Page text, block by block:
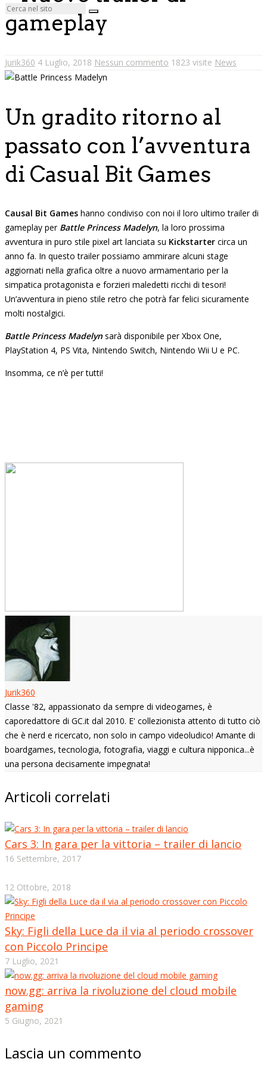
gameplay
Jurik360 4 Luglio, 2018 Nessun commento 1823 visite News
Un gradito ritorno al
passato con l’avventura
di Casual Bit Games
Causal Bit Games hanno condiviso con noi il loro ultimo trailer di
gameplay per Battle Princess Madelyn, la loro prossima
avventura in puro stile pixel art lanciata su Kickstarter circa un
anno fa. In questo trailer possiamo ammirare alcuni stage
aggiornati nella grafica oltre a nuovo armamentario per la
simpatica protagonista e forzieri maledetti ricchi di tesori!
Un’avventura in pieno stile retro che potrà far felici sicuramente
molti nostalgici.
Battle Princess Madelyn sarà disponibile per Xbox One,
PlayStation 4, PS Vita, Nintendo Switch, Nintendo Wii U e PC.
Insomma, ce n’è per tutti!
Jurik360
Classe '82, appassionato da sempre di videogames, è
caporedattore di GC.it dal 2010. E' collezionista attento di tutto ciò
che è nerd e ricercato, non solo in campo videoludico! Amante di
boardgames, tecnologia, fotografia, viaggi e cultura nipponica...è
una persona decisamente impegnata!
Articoli correlati
Cars 3: In gara per la vittoria – trailer di lancio
16 Settembre, 2017
12 Ottobre, 2018
Sky: Figli della Luce da il via al periodo crossover
con Piccolo Principe
7 Luglio, 2021
now.gg: arriva la rivoluzione del cloud mobile
gaming
5 Giugno, 2021
Lascia un commento